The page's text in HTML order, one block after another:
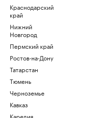
Краснодарский
край
Нижний
Новгород
Пермский край
Ростов-на-Дону
Татарстан
Тюмень
Черноземье
Кавказ
Карелия